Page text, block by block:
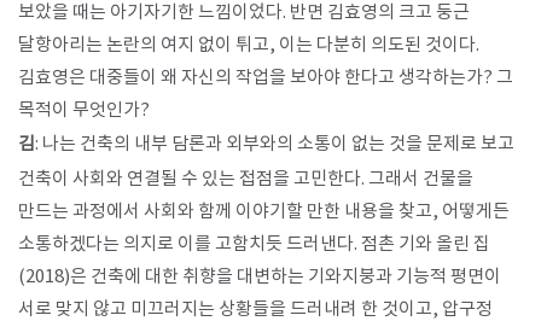
보았을 때는 아기자기한 느낌이었다. 반면 김효영의 크고 둥근
달항아리는 논란의 여지 없이 튀고, 이는 다분히 의도된 것이다.
김효영은 대중들이 왜 자신의 작업을 보아야 한다고 생각하는가? 그
목적이 무엇인가?
김: 나는 건축의 내부 담론과 외부와의 소통이 없는 것을 문제로 보고
건축이 사회와 연결될 수 있는 접점을 고민한다. 그래서 건물을
만드는 과정에서 사회와 함께 이야기할 만한 내용을 찾고, 어떻게든
소통하겠다는 의지로 이를 고함치듯 드러낸다. 점촌 기와 올린 집
(2018)은 건축에 대한 취향을 대변하는 기와지붕과 기능적 평면이
서로 맞지 않고 미끄러지는 상황들을 드러내려 한 것이고, 압구정